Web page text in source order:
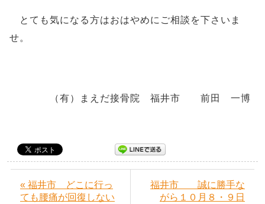
とても気になる方はおはやめにご相談を下さいま
せ。
（有）まえだ接骨院 福井市 前田 一博
« 福井市 どこに行っ
ても腰痛が回復しない
福井市 誠に勝手な
がら１０月８・９日